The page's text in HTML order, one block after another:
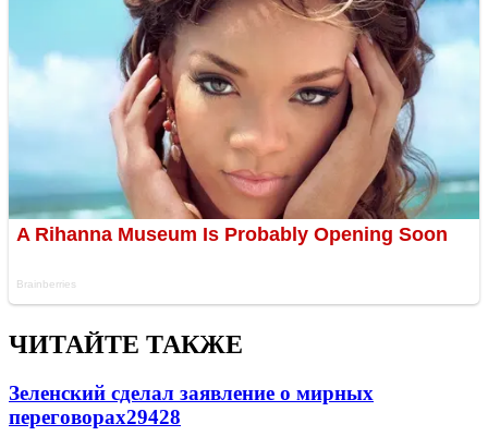
ЧИТАЙТЕ ТАКЖЕ
Зеленский сделал заявление о мирных
переговорах29428